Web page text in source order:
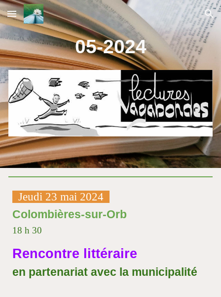
Skip to main content Skip to navigation
05-2024
Jeudi 23 mai 2024
Colombières-sur-Orb
18 h 30
Rencontre littéraire
en partenariat avec la municipalité